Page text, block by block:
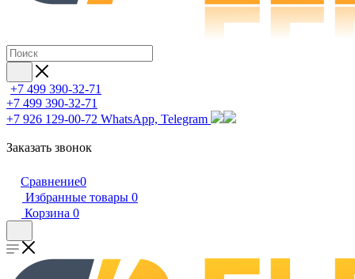
+7 499 390-32-71
+7 499 390-32-71
+7 926 129-00-72 WhatsApp, Telegram
Заказать звонок
Сравнение0
Избранные товары 0
Корзина 0